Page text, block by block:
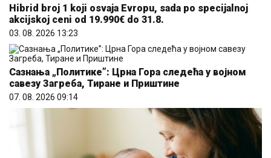
Hibrid broj 1 koji osvaja Evropu, sada po specijalnoj
akcijskoj ceni od 19.990€ do 31.8.
03. 08. 2026 13:23
Сазнања „Политике”: Црна Гора следећа у војном
савезу Загреба, Тиране и Приштине
07. 08. 2026 09:14